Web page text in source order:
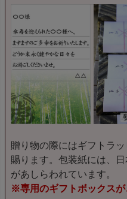
贈り物の際にはギフトラ
賜ります。包装紙には、
があしらわれています。
※専用のギフトボックスが